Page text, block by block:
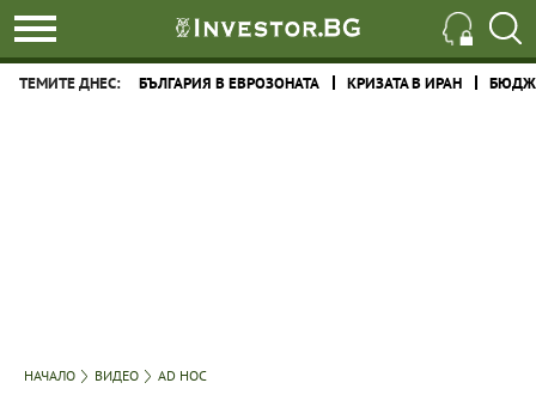
ТЕМИТЕ ДНЕС: БЪЛГАРИЯ В ЕВРОЗОНАТА КРИЗАТА В ИРАН
НАЧАЛО ВИДЕО AD HOC